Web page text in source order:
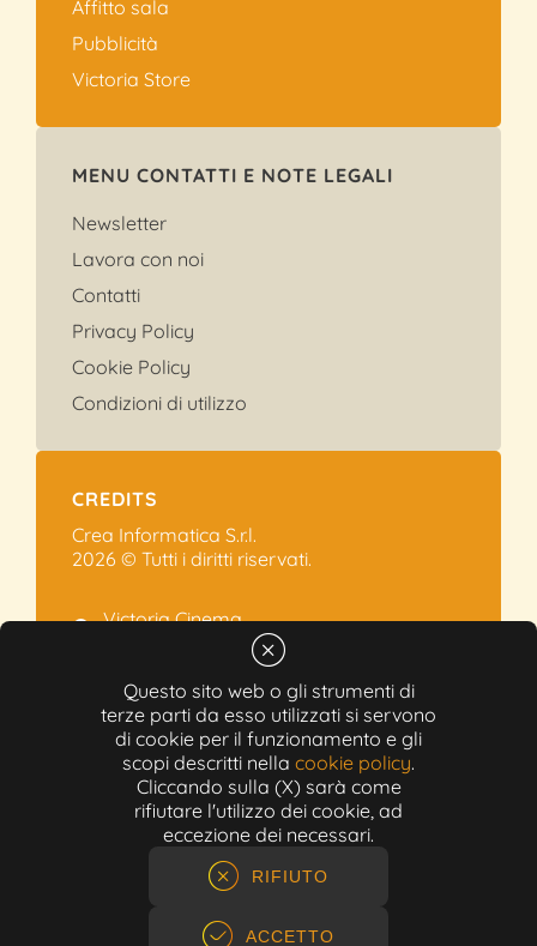
Questo sito web o gli strumenti di
terze parti da esso utilizzati si servono
di cookie per il funzionamento e gli
scopi descritti nella cookie policy.
Cliccando sulla (X) sarà come
rifiutare l'utilizzo dei cookie, ad
eccezione dei necessari.
RIFIUTO
ACCETTO
Affitto sala
Pubblicità
Victoria Store
MENU CONTATTI E NOTE LEGALI
Newsletter
Lavora con noi
Contatti
Privacy Policy
Cookie Policy
Condizioni di utilizzo
CREDITS
Crea Informatica S.r.l.
2026 © Tutti i diritti riservati.
Victoria Cinema
Via Ramelli, 101 - Modena
+39 059.454622
info@victoriacinema.it
Partita IVA: 02603471208
N-REA: 452611
Capitale sociale: 300.000,00€